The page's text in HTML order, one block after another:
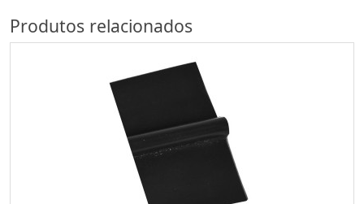
Produtos relacionados